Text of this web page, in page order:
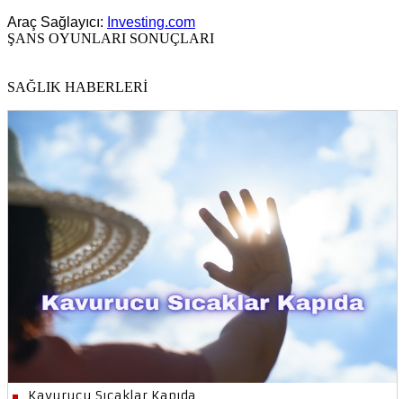
Araç Sağlayıcı: Investing.com
ŞANS OYUNLARI SONUÇLARI
SAĞLIK HABERLERİ